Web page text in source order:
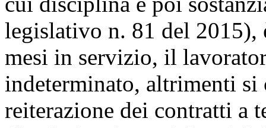
legislativo n. 81 del 2015),
mesi in servizio, il
indeterminato, altrimenti si
reiterazione dei contratti a